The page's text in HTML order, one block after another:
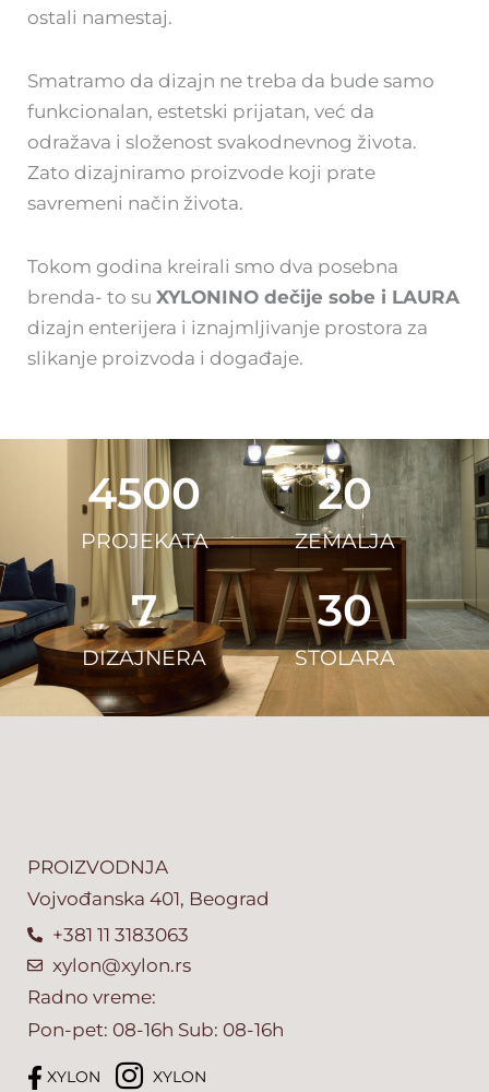
ostali namestaj.
Smatramo da dizajn ne treba da bude samo
funkcionalan, estetski prijatan, već da
odražava i složenost svakodnevnog života.
Zato dizajniramo proizvode koji prate
savremeni način života.
Tokom godina kreirali smo dva posebna
brenda- to su XYLONINO dečije sobe i LAURA
dizajn enterijera i iznajmljivanje prostora za
slikanje proizvoda i događaje.
PROJEKATA
4500
ZEMALJA
20
DIZAJNERA
7
STOLARA
30
PROIZVODNJA
Vojvođanska 401, Beograd
+381 11 3183063
xylon@xylon.rs
Radno vreme:
Pon-pet: 08-16h Sub: 08-16h
XYLON XYLON